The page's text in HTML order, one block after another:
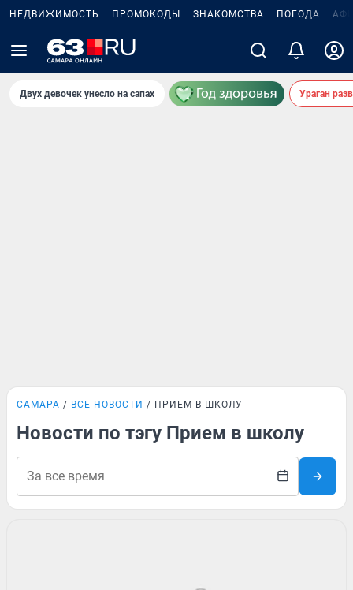
НЕДВИЖИМОСТЬ ПРОМОКОДЫ ЗНАКОМСТВА ПОГОДА
Двух девочек унесло на сапах Ураган
САМАРА ВСЕ НОВОСТИ ПРИЕМ В ШКОЛУ
Новости по тэгу Прием в школу